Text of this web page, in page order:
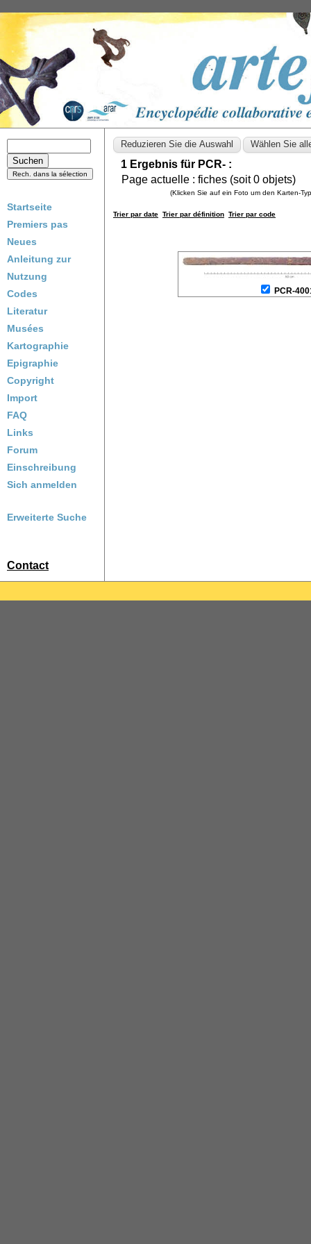
Startseite
Premiers pas
Neues
Anleitung zur
Nutzung
Codes
Literatur
Musées
Kartographie
Epigraphie
Copyright
Import
FAQ
Links
Forum
Einschreibung
Sich anmelden
Erweiterte Suche
Contact
1 Ergebnis für PCR- :
Page actuelle : fiches (soit0 objets)
(Klicken Sie auf ein Foto um den Karten-
Trier par date Trier par définition Trier par code
PCR-